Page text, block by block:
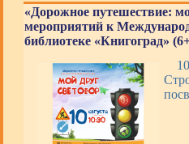
«Дорожное путешествие:
мероприятий к
библиотеке «Книгоград»